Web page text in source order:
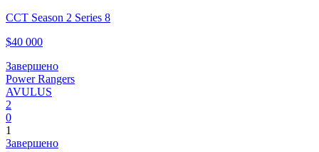
CCT Season 2 Series 8
$40 000
Завершено
Power Rangers
AVULUS
2
0
1
Завершено